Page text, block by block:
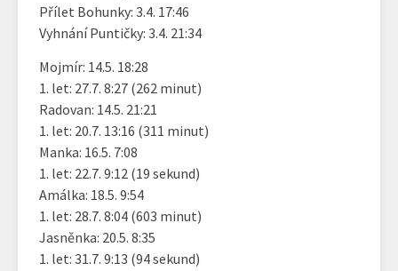
Přílet Bohunky: 3.4. 17:46
Vyhnání Puntičky: 3.4. 21:34
Mojmír: 14.5. 18:28
1. let: 27.7. 8:27 (262 minut)
Radovan: 14.5. 21:21
1. let: 20.7. 13:16 (311 minut)
Manka: 16.5. 7:08
1. let: 22.7. 9:12 (19 sekund)
Amálka: 18.5. 9:54
1. let: 28.7. 8:04 (603 minut)
Jasněnka: 20.5. 8:35
1. let: 31.7. 9:13 (94 sekund)